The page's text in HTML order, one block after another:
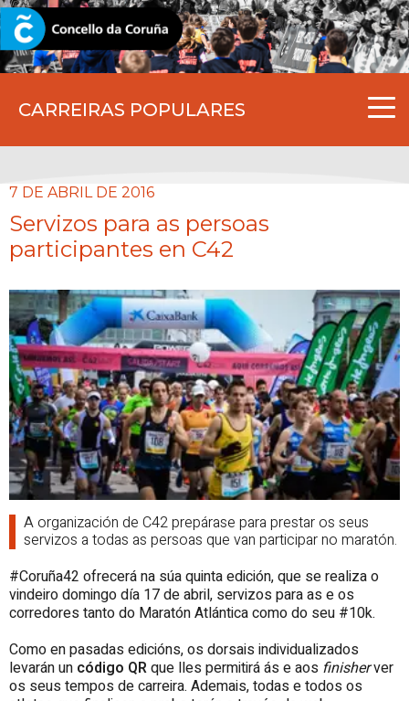
CARREIRAS POPULARES
CORUNA.GAL
7 DE ABRIL DE 2016
Servizos para as persoas
participantes en C42
A organización de C42 prepárase para prestar os seus
servizos a todas as persoas que van participar no maratón.
#Coruña42 ofrecerá na súa quinta edición, que se realiza o
vindeiro domingo día 17 de abril, servizos para as e os
corredores tanto do Maratón Atlántica como do seu #10k.
Como en pasadas edicións, os dorsais individualizados
levarán un código QRque lles permitirá ás e aos finisherver
os seus tempos de carreira. Ademais, todas e todos os